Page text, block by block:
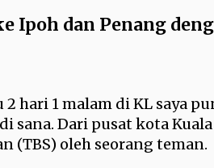
Ipoh dan Penang
hari 1 malam di KL saya
sana. Dari pusat kota
(TBS) oleh seorang teman.